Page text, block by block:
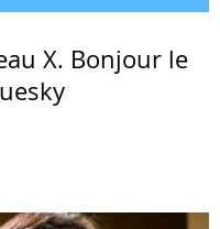
X. Bonjour le